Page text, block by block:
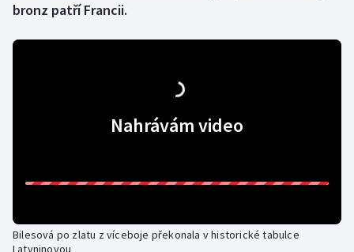
Florbal
Házená
Jezdectví
bronz patří Francii.
Nahrávám video
Bilesová po zlatu z víceboje překonala v historické tabulce
Latyninovou